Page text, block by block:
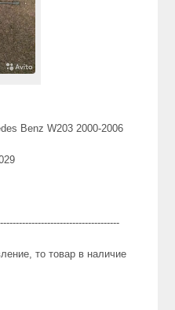
Benz W203 2000-2006
то товар в наличие